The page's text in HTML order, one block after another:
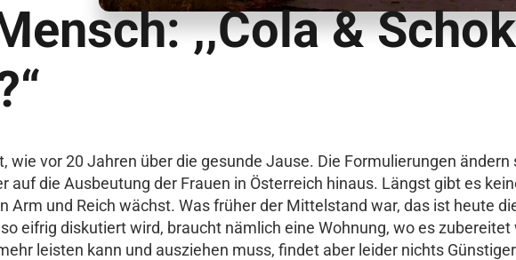
,,Cola &
vor 20 Jahren über die gesunde Jause. Die Formulierungen ändern
die Ausbeutung der Frauen in Österreich hinaus. Längst gibt es
und Reich wächst. Was früher der Mittelstand war, das ist heute
eifrig diskutiert wird, braucht nämlich eine Wohnung, wo es
leisten kann und ausziehen muss, findet aber leider nichts